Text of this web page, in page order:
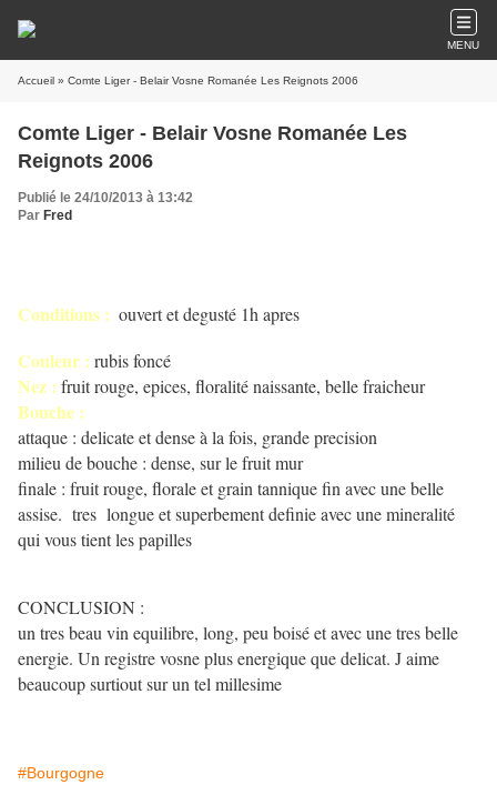
MENU
Accueil » Comte Liger - Belair Vosne Romanée Les Reignots 2006
Comte Liger - Belair Vosne Romanée Les
Reignots 2006
Publié le 24/10/2013 à 13:42
Par Fred
Conditions : ouvert et degusté 1h apres
Couleur : rubis foncé
Nez : fruit rouge, epices, floralité naissante, belle fraicheur
Bouche :
attaque : delicate et dense à la fois, grande precision
milieu de bouche : dense, sur le fruit mur
finale : fruit rouge, florale et grain tannique fin avec une belle
assise. tres longue et superbement definie avec une mineralité
qui vous tient les papilles
CONCLUSION :
un tres beau vin equilibre, long, peu boisé et avec une tres belle
energie. Un registre vosne plus energique que delicat. J aime
beaucoup surtiout sur un tel millesime
#Bourgogne